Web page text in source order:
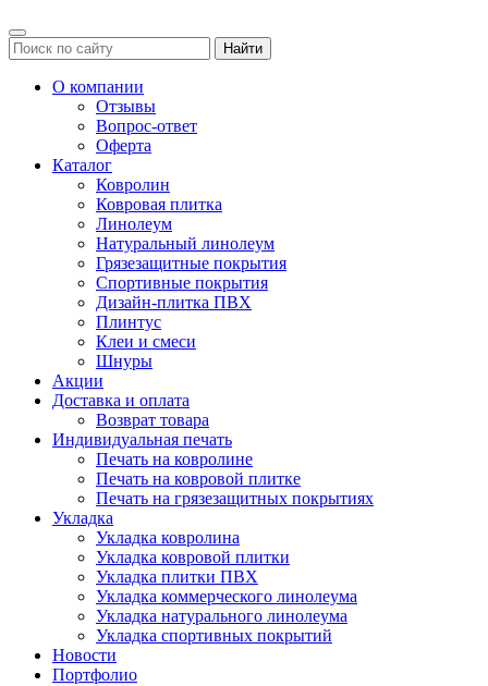
Найти
О компании
Отзывы
Вопрос-ответ
Оферта
Каталог
Ковролин
Ковровая плитка
Линолеум
Натуральный линолеум
Грязезащитные покрытия
Спортивные покрытия
Дизайн-плитка ПВХ
Плинтус
Клеи и смеси
Шнуры
Акции
Доставка и оплата
Возврат товара
Индивидуальная печать
Печать на ковролине
Печать на ковровой плитке
Печать на грязезащитных покрытиях
Укладка
Укладка ковролина
Укладка ковровой плитки
Укладка плитки ПВХ
Укладка коммерческого линолеума
Укладка натурального линолеума
Укладка спортивных покрытий
Новости
Портфолио